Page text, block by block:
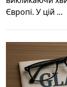
Європі. У цій ...